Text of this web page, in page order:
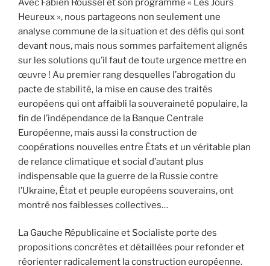
Heureux », nous partageons non seulement une
analyse commune de la situation et des défis qui sont
devant nous, mais nous sommes parfaitement alignés
sur les solutions qu’il faut de toute urgence mettre en
œuvre ! Au premier rang desquelles l’abrogation du
pacte de stabilité, la mise en cause des traités
européens qui ont affaibli la souveraineté populaire, la
fin de l’indépendance de la Banque Centrale
Européenne, mais aussi la construction de
coopérations nouvelles entre États et un véritable plan
de relance climatique et social d’autant plus
indispensable que la guerre de la Russie contre
l’Ukraine, État et peuple européens souverains, ont
montré nos faiblesses collectives…
La Gauche Républicaine et Socialiste porte des
propositions concrètes et détaillées pour refonder et
réorienter radicalement la construction européenne.